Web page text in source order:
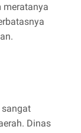
meratanya
sangat
Dinas